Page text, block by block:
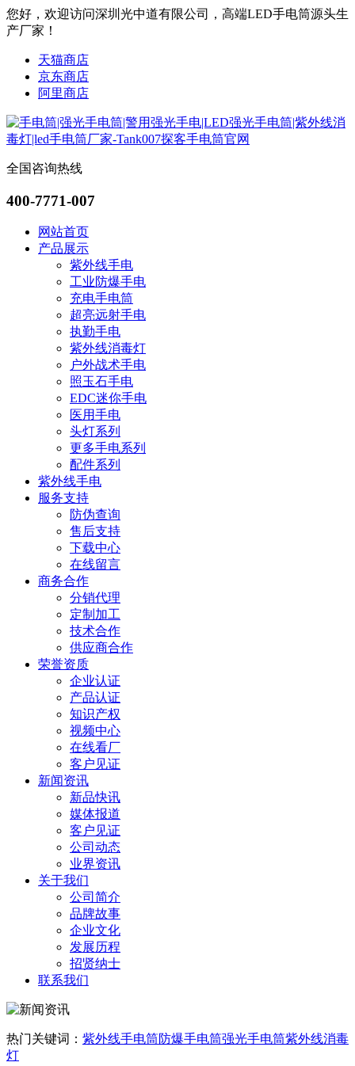
您好，欢迎访问深圳光中道有限公司，高端LED手电筒源头生
产厂家！
天猫商店
京东商店
阿里商店
全国咨询热线
400-7771-007
网站首页
产品展示
紫外线手电
工业防爆手电
充电手电筒
超亮远射手电
执勤手电
紫外线消毒灯
户外战术手电
照玉石手电
EDC迷你手电
医用手电
头灯系列
更多手电系列
配件系列
紫外线手电
服务支持
防伪查询
售后支持
下载中心
在线留言
商务合作
分销代理
定制加工
技术合作
供应商合作
荣誉资质
企业认证
产品认证
知识产权
视频中心
在线看厂
客户见证
新闻资讯
新品快讯
媒体报道
客户见证
公司动态
业界资讯
关于我们
公司简介
品牌故事
企业文化
发展历程
招贤纳士
联系我们
热门关键词： 紫外线手电筒防爆手电筒强光手电筒紫外线消毒
灯